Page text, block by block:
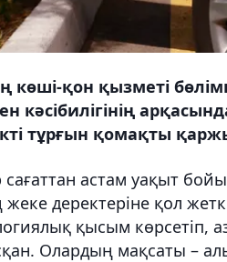
көші-қон қызметі
кәсібилігінің
тұрғын қомақты
сағаттан астам уақыт
деректеріне қол
қысым көрсетіп,
Олардың мақсаты –